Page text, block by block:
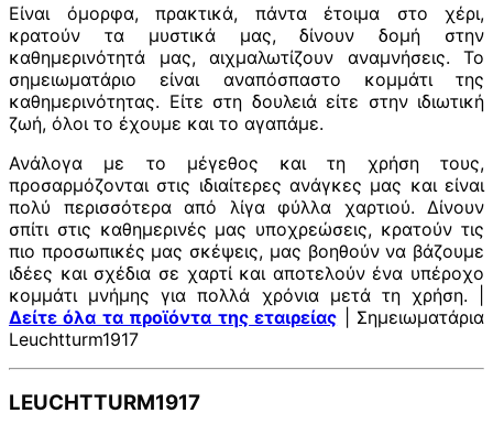
Είναι όμορφα, πρακτικά, πάντα έτοιμα στο χέρι,
κρατούν τα μυστικά μας, δίνουν δομή στην
καθημερινότητά μας, αιχμαλωτίζουν αναμνήσεις. Το
σημειωματάριο είναι αναπόσπαστο κομμάτι της
καθημερινότητας. Είτε στη δουλειά είτε στην ιδιωτική
ζωή, όλοι το έχουμε και το αγαπάμε.
Ανάλογα με το μέγεθος και τη χρήση τους,
προσαρμόζονται στις ιδιαίτερες ανάγκες μας και είναι
πολύ περισσότερα από λίγα φύλλα χαρτιού. Δίνουν
σπίτι στις καθημερινές μας υποχρεώσεις, κρατούν τις
πιο προσωπικές μας σκέψεις, μας βοηθούν να βάζουμε
ιδέες και σχέδια σε χαρτί και αποτελούν ένα υπέροχο
κομμάτι μνήμης για πολλά χρόνια μετά τη χρήση. |
Δείτε όλα τα προϊόντα της εταιρείας | Σημειωματάρια
Leuchtturm1917
LEUCHTTURM1917